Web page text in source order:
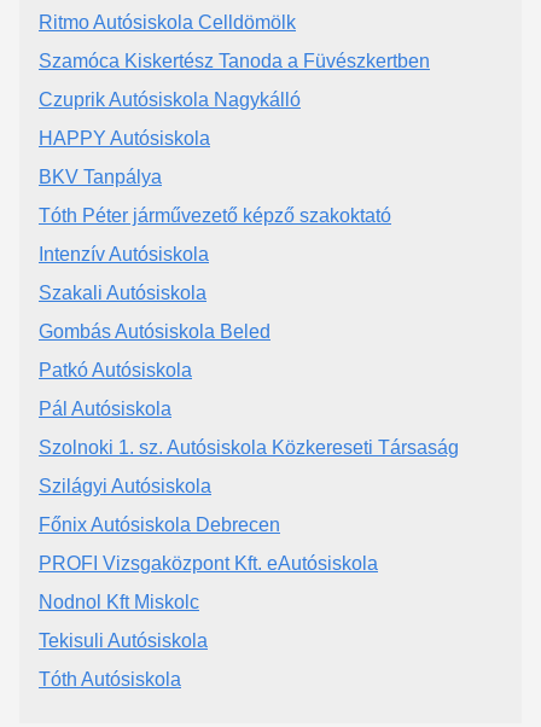
Ritmo Autósiskola Celldömölk
Szamóca Kiskertész Tanoda a Füvészkertben
Czuprik Autósiskola Nagykálló
HAPPY Autósiskola
BKV Tanpálya
Tóth Péter járművezető képző szakoktató
Intenzív Autósiskola
Szakali Autósiskola
Gombás Autósiskola Beled
Patkó Autósiskola
Pál Autósiskola
Szolnoki 1. sz. Autósiskola Közkereseti Társaság
Szilágyi Autósiskola
Főnix Autósiskola Debrecen
PROFI Vizsgaközpont Kft. eAutósiskola
Nodnol Kft Miskolc
Tekisuli Autósiskola
Tóth Autósiskola